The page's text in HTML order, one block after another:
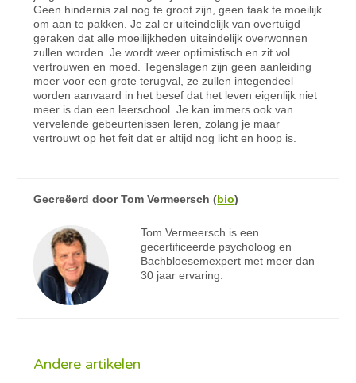
Geen hindernis zal nog te groot zijn, geen taak te moeilijk
om aan te pakken. Je zal er uiteindelijk van overtuigd
geraken dat alle moeilijkheden uiteindelijk overwonnen
zullen worden. Je wordt weer optimistisch en zit vol
vertrouwen en moed. Tegenslagen zijn geen aanleiding
meer voor een grote terugval, ze zullen integendeel
worden aanvaard in het besef dat het leven eigenlijk niet
meer is dan een leerschool. Je kan immers ook van
vervelende gebeurtenissen leren, zolang je maar
vertrouwt op het feit dat er altijd nog licht en hoop is.
Gecreëerd doorTom Vermeersch (bio)
Tom Vermeersch is een
gecertificeerde psycholoog en
Bachbloesemexpert met meer dan
30 jaar ervaring.
Andere artikelen